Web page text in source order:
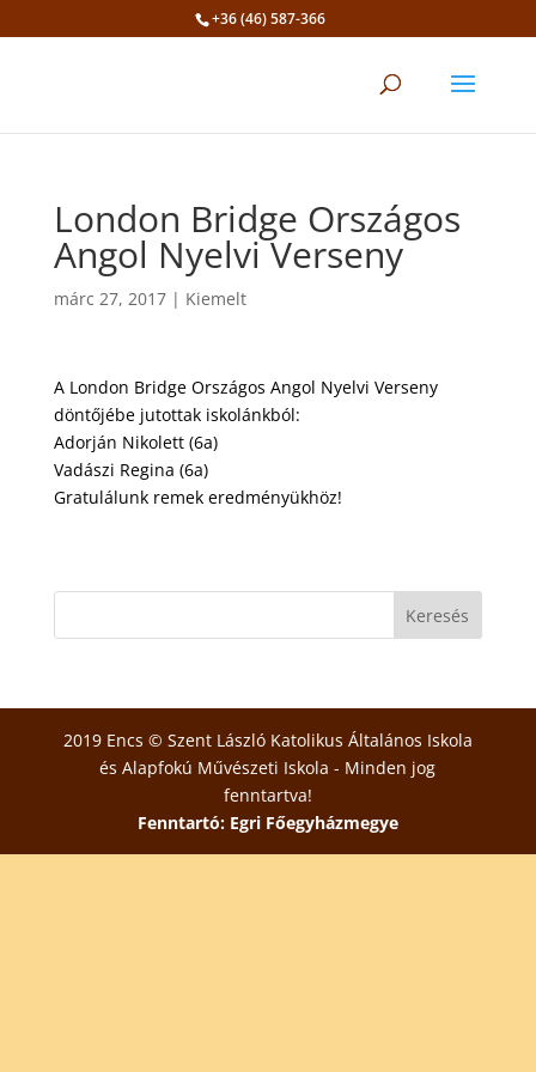
+36 (46) 587-366
London Bridge Országos
Angol Nyelvi Verseny
márc 27, 2017| Kiemelt
A London Bridge Országos Angol Nyelvi Verseny
döntőjébe jutottak iskolánkból:
Adorján Nikolett (6a)
Vadászi Regina (6a)
Gratulálunk remek eredményükhöz!
2019 Encs © Szent László Katolikus Általános Iskola
és Alapfokú Művészeti Iskola - Minden jog
fenntartva!
Fenntartó: Egri Főegyházmegye